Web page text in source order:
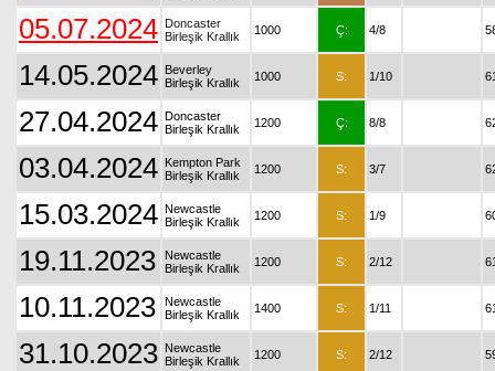
05.07.2024 Doncaster
Birleşik Krallık
1000 Ç: 4/8
14.05.2024 Beverley
Birleşik Krallık
1000 S: 1/10
27.04.2024 Doncaster
Birleşik Krallık
1200 Ç: 8/8
03.04.2024 Kempton Park
Birleşik Krallık
1200 S: 3/7
15.03.2024 Newcastle
Birleşik Krallık
1200 S: 1/9
19.11.2023
Newcastle
Birleşik Krallık
1200 S: 2/12
10.11.2023
Newcastle
Birleşik Krallık
1400 S: 1/11
31.10.2023 Newcastle
Birleşik Krallık
1200 S: 2/12